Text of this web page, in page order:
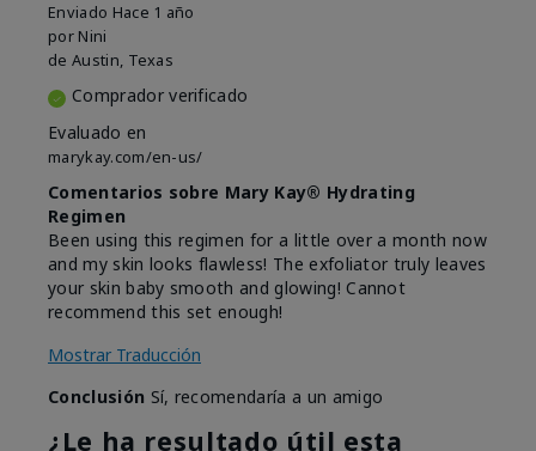
Enviado Hace 1 año
por Nini
de Austin, Texas
Comprador verificado
Evaluado en
marykay.com/en-us/
Comentarios sobre Mary Kay® Hydrating
Regimen
Been using this regimen for a little over a month now
and my skin looks flawless! The exfoliator truly leaves
your skin baby smooth and glowing! Cannot
recommend this set enough!
Mostrar Traducción
Conclusión Sí, recomendaría a un amigo
¿Le ha resultado útil esta